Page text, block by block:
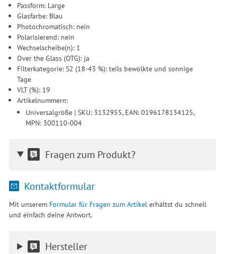
Passform: Large
Glasfarbe: Blau
Photochromatisch: nein
Polarisierend: nein
Wechselscheibe(n): 1
Over the Glass (OTG): ja
Filterkategorie: S2 (18-43 %): teils bewölkte und sonnige
Tage
VLT (%): 19
Artikelnummern:
Universalgröße | SKU: 3132955, EAN: 0196178134125,
MPN: 300110-004
Fragen zum Produkt?
Kontaktformular
Mit unserem Formular für Fragen zum Artikelerhältst du schnell
und einfach deine Antwort.
Hersteller